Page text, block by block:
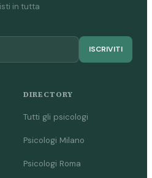
in tutta
ISCRIVITI
DIRECTORY
Tutti gli psicologi
Psicologi Milano
Psicologi Roma